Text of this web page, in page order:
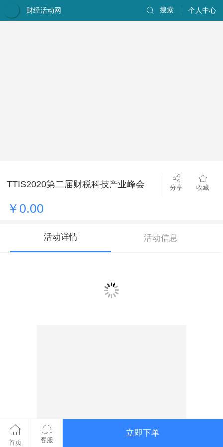
财经活动网 个人中心
搜索
TTIS2020第二届财税科技产业峰会 分享 收藏
￥0.00
活动详情 活动信息
TTIS2020第二届财税科技产业峰会：宣传图
首页 客服
立即下单